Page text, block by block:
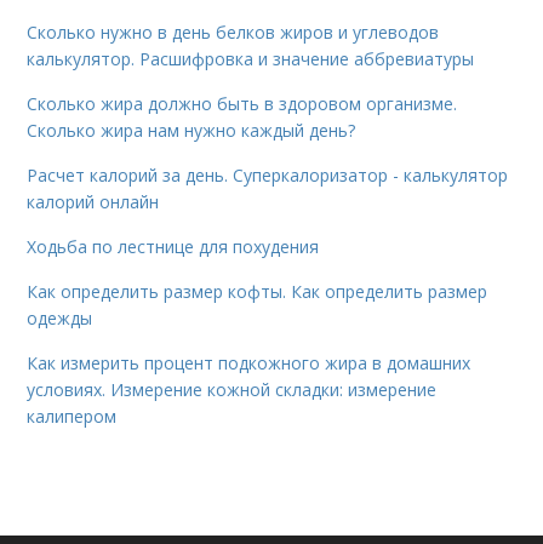
Сколько нужно в день белков жиров и углеводов
калькулятор. Расшифровка и значение аббревиатуры
Сколько жира должно быть в здоровом организме.
Сколько жира нам нужно каждый день?
Расчет калорий за день. Суперкалоризатор - калькулятор
калорий онлайн
Ходьба по лестнице для похудения
Как определить размер кофты. Как определить размер
одежды
Как измерить процент подкожного жира в домашних
условиях. Измерение кожной складки: измерение
калипером